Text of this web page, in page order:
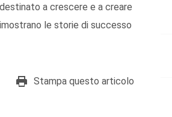
a crescere e a creare
le storie di successo
Stampa questo articolo